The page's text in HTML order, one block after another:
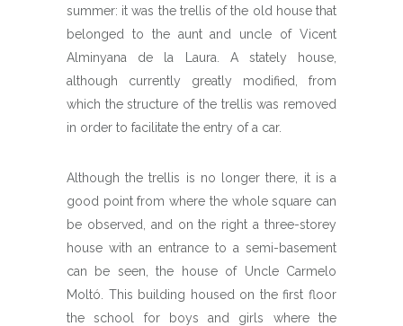
summer: it was the trellis of the old house that
belonged to the aunt and uncle of Vicent
Alminyana de la Laura. A stately house,
although currently greatly modified, from
which the structure of the trellis was removed
in order to facilitate the entry of a car.
Although the trellis is no longer there, it is a
good point from where the whole square can
be observed, and on the right a three-storey
house with an entrance to a semi-basement
can be seen, the house of Uncle Carmelo
Moltó. This building housed on the first floor
the school for boys and girls where the